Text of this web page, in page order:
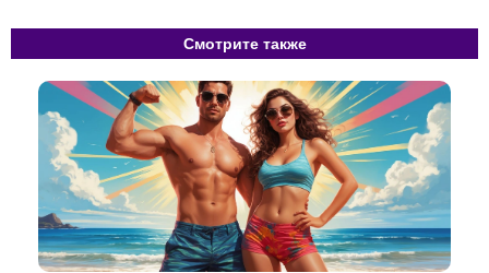
Смотрите также